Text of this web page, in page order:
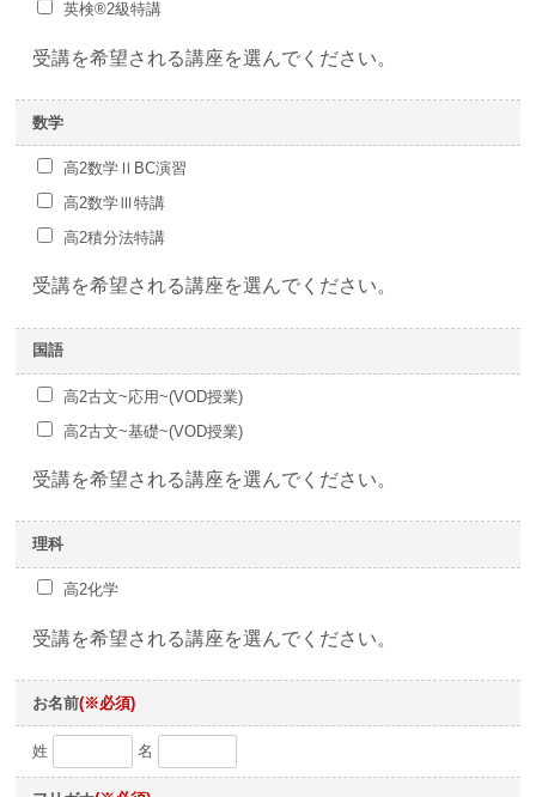
英検®2級特講
受講を希望される講座を選んでください。
数学
高2数学ⅡBC演習
高2数学Ⅲ特講
高2積分法特講
受講を希望される講座を選んでください。
国語
高2古文~応用~(VOD授業)
高2古文~基礎~(VOD授業)
受講を希望される講座を選んでください。
理科
高2化学
受講を希望される講座を選んでください。
お名前(※必須)
姓 名